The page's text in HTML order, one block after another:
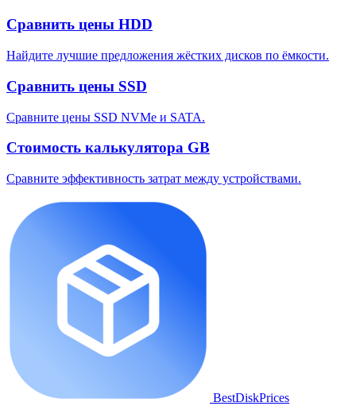
Сравнить цены HDD
Найдите лучшие предложения жёстких дисков по ёмкости.
Сравнить цены SSD
Сравните цены SSD NVMe и SATA.
Стоимость калькулятора GB
Сравните эффективность затрат между устройствами.
BestDiskPrices